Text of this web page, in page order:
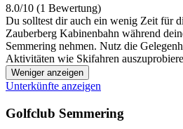
8.0/10 (1 Bewertung)
Du solltest dir auch ein wenig Zeit für
Zauberberg Kabinenbahn während
Semmering nehmen. Nutz die
Aktivitäten wie Skifahren
Weniger anzeigen
Unterkünfte anzeigen
Golfclub Semmering